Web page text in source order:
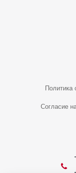
Политика
Согласие